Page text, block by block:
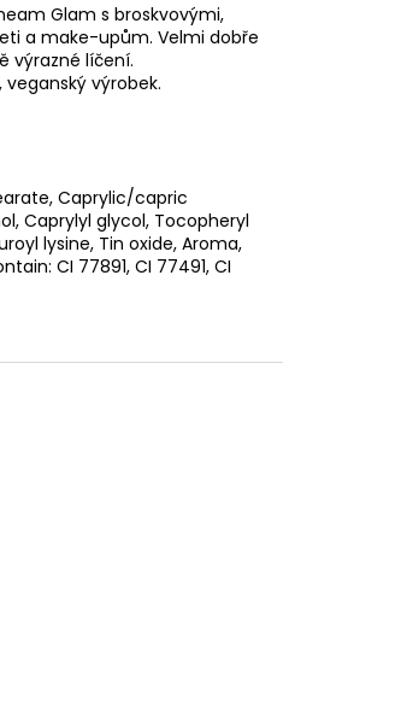
Glam s broskvovými,
a make-upům. Velmi dobře
výrazné líčení.
výrobek.
Caprylic/capric
Caprylyl glycol, Tocopheryl
lysine, Tin oxide, Aroma,
CI 77891, CI 77491, CI